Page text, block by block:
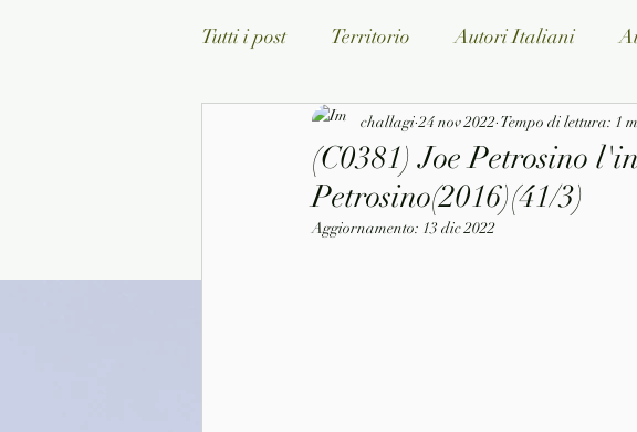
Tutti i post Territorio Autori Italiani
Classici lett. italiana Saggistica
Arte/Pittura Teatro/Poesia/Musica
(C0381) Joe Petrosino
Petrosino(2016)(41/3)
challagi 24 nov 2022 Tempo di lettura: 1
Aggiornamento: 13 dic 2022